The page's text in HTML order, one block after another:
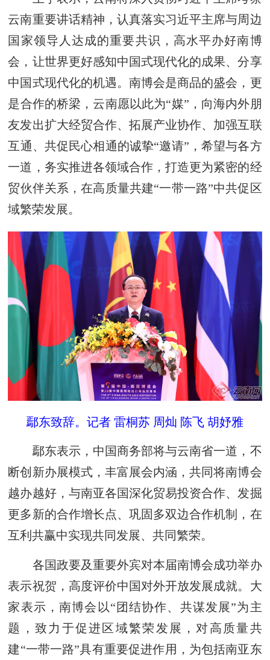
云南重要讲话精神，认真落实习近平主席与周边
国家领导人达成的重要共识，高水平办好南博
会，让世界更好感知中国式现代化的成果、分享
中国式现代化的机遇。南博会是商品的盛会，更
是合作的桥梁，云南愿以此为“媒”，向海内外朋
友发出扩大经贸合作、拓展产业协作、加强互联
互通、共促民心相通的诚挚“邀请”，希望与各方
一道，务实推进各领域合作，打造更为紧密的经
贸伙伴关系，在高质量共建“一带一路”中共促区
域繁荣发展。
鄢东致辞。记者 雷桐苏 周灿 陈飞 胡妤雅
鄢东表示，中国商务部将与云南省一道，不
断创新办展模式，丰富展会内涵，共同将南博会
越办越好，与南亚各国深化贸易投资合作、发掘
更多新的合作增长点、巩固多双边合作机制，在
互利共赢中实现共同发展、共同繁荣。
各国政要及重要外宾对本届南博会成功举办
表示祝贺，高度评价中国对外开放发展成就。大
家表示，南博会以“团结协作、共谋发展”为主
题，致力于促进区域繁荣发展，对高质量共
建“一带一路”具有重要促进作用，为包括南亚东